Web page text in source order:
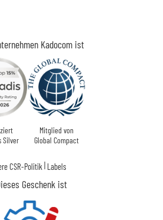
Kadocom ist
Silver
Mitglied von
Global Compact
CSR-Politik | Labels
Geschenk ist